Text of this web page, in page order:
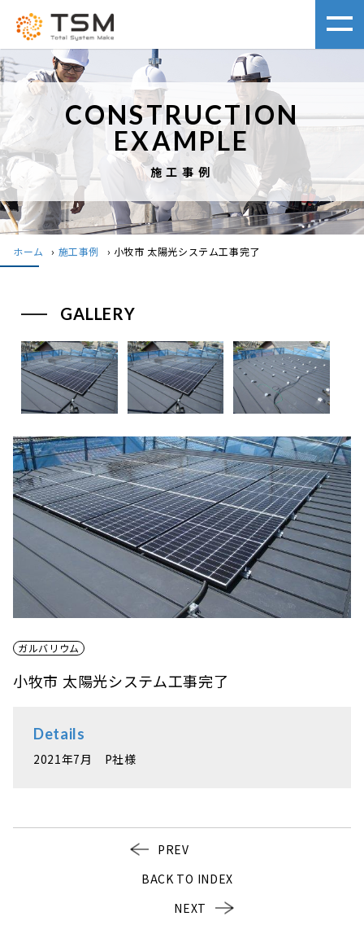
CONSTRUCTION
EXAMPLE
施工事例
ホーム › 施工事例 › 小牧市 太陽光システム工事完了
ガルバリウム
小牧市 太陽光システム工事完了
Details
2021年7月 P社様
GALLERY
PREV
BACK TO INDEX
NEXT